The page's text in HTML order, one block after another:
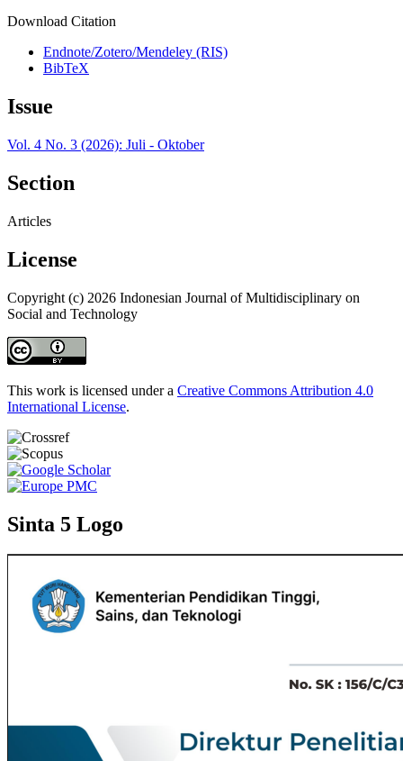
Download Citation
Endnote/Zotero/Mendeley (RIS)
BibTeX
Issue
Vol. 4 No. 3 (2026): Juli - Oktober
Section
Articles
License
Copyright (c) 2026 Indonesian Journal of Multidisciplinary on
Social and Technology
This work is licensed under a Creative Commons Attribution 4.0
International License.
Sinta 5 Logo